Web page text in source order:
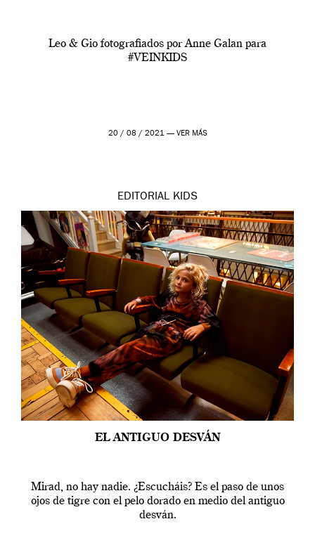
Leo & Gio fotografiados por Anne Galan para
#VEINKIDS
20 / 08 / 2021 — VER MÁS
EDITORIAL KIDS
EL ANTIGUO DESVÁN
Mirad, no hay nadie. ¿Escucháis? Es el paso de unos
ojos de tigre con el pelo dorado en medio del antiguo
desván.